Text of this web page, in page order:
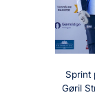
Sprint
Gøril